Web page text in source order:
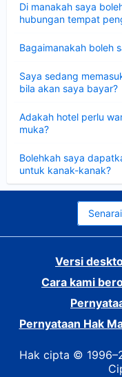
Di manakah saya
hubungan tempat
Bagaimanakah boleh
Saya sedang
bila akan saya bayar?
Adakah hotel perlu
muka?
Bolehkah saya
untuk kanak-kanak?
Versi
Cara kami
Pernyataan Hak
Hak cipta ©